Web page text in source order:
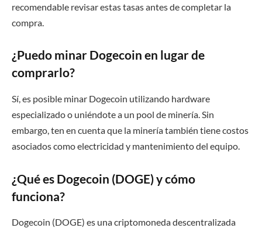
recomendable revisar estas tasas antes de completar la
compra.
¿Puedo minar Dogecoin en lugar de
comprarlo?
Sí, es posible minar Dogecoin utilizando hardware
especializado o uniéndote a un pool de minería. Sin
embargo, ten en cuenta que la minería también tiene costos
asociados como electricidad y mantenimiento del equipo.
¿Qué es Dogecoin (DOGE) y cómo
funciona?
Dogecoin (DOGE) es una criptomoneda descentralizada